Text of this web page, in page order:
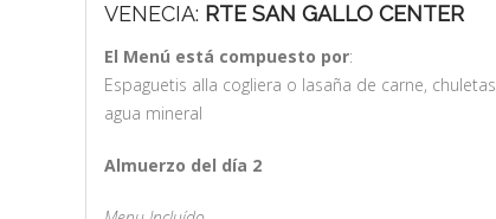
VENECIA: RTE SAN GALLO CENTER
El Menú está compuesto por:
Espaguetis alla cogliera o lasaña de carne,
agua mineral
Almuerzo del día 2